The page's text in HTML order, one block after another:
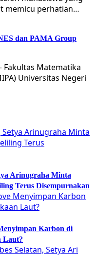
memicu perhatian…
dan PAMA Group
Fakultas Matematika
Universitas Negeri
Arinugraha Minta
Terus Disempurnakan
Karbon di
Laut?